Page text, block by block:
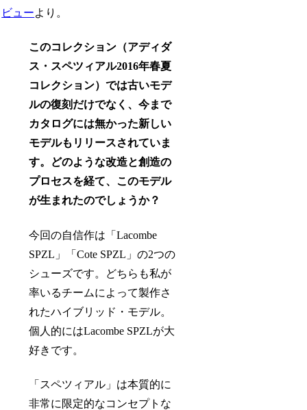
ビューより。
このコレクション（アディダ
ス・スペツィアル2016年春夏
コレクション）では古いモデ
ルの復刻だけでなく、今まで
カタログには無かった新しい
モデルもリリースされていま
す。どのような改造と創造の
プロセスを経て、このモデル
が生まれたのでしょうか？
今回の自信作は「Lacombe
SPZL」「Cote SPZL」の2つの
シューズです。どちらも私が
率いるチームによって製作さ
れたハイブリッド・モデル。
個人的にはLacombe SPZLが大
好きです。
「スペツィアル」は本質的に
非常に限定的なコンセプトな